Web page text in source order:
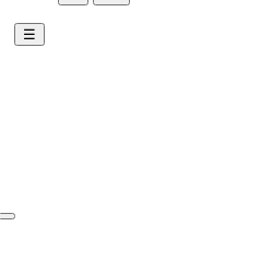
☰